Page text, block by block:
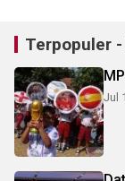
Terpopuler
Jul